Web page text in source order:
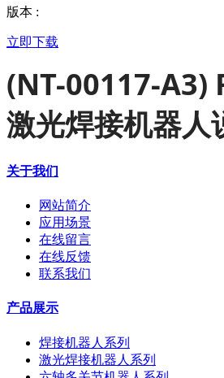
版本 :
立即下载
(NT-00117-A3)
激光焊接机器人
关于我们
网站简介
应用场景
在线留言
在线反馈
联系我们
产品展示
焊接机器人系列
激光焊接机器人系列